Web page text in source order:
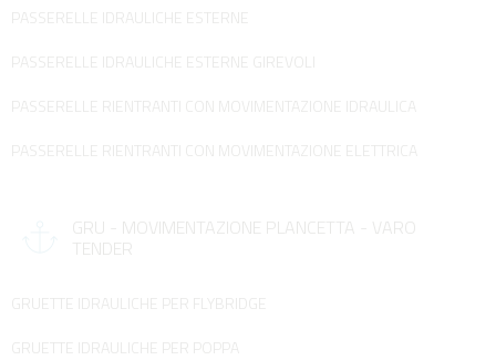
PASSERELLE IDRAULICHE ESTERNE
PASSERELLE IDRAULICHE ESTERNE GIREVOLI
PASSERELLE RIENTRANTI CON MOVIMENTAZIONE IDRAULICA
PASSERELLE RIENTRANTI CON MOVIMENTAZIONE ELETTRICA
GRU - MOVIMENTAZIONE PLANCETTA - VARO
TENDER
GRUETTE IDRAULICHE PER FLYBRIDGE
GRUETTE IDRAULICHE PER POPPA